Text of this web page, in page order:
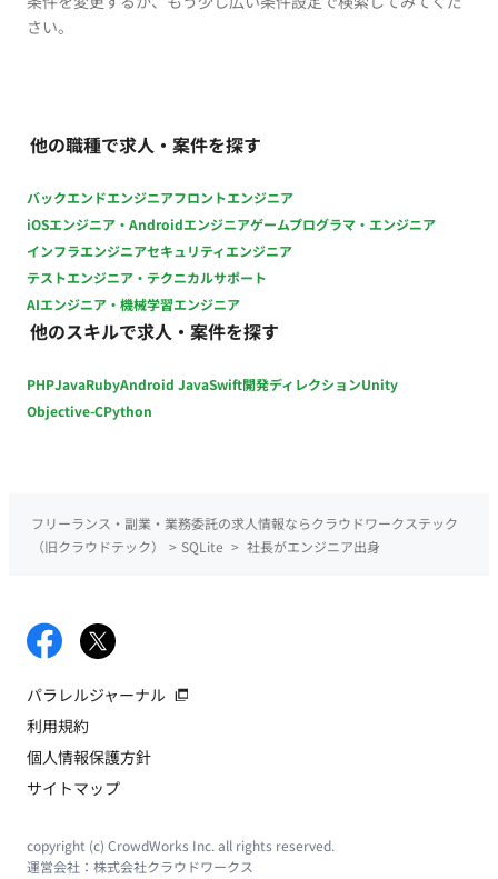
さい。
他の職種で求人・案件を探す
バックエンドエンジニアフロントエンジニア
iOSエンジニア・Androidエンジニアゲームプログラマ・エンジニア
インフラエンジニアセキュリティエンジニア
テストエンジニア・テクニカルサポート
AIエンジニア・機械学習エンジニア
他のスキルで求人・案件を探す
PHPJavaRubyAndroid JavaSwift開発ディレクションUnity
Objective-CPython
フリーランス・副業・業務委託の求人情報ならクラウドワークステック
（旧クラウドテック）
> SQLite > 社長がエンジニア出身
パラレルジャーナル
利用規約
個人情報保護方針
サイトマップ
copyright (c) CrowdWorks Inc. all rights reserved.
運営会社： 株式会社クラウドワークス